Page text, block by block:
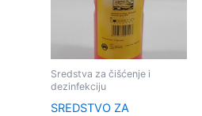
Sredstva za čišćenje i
dezinfekciju
SREDSTVO ZA